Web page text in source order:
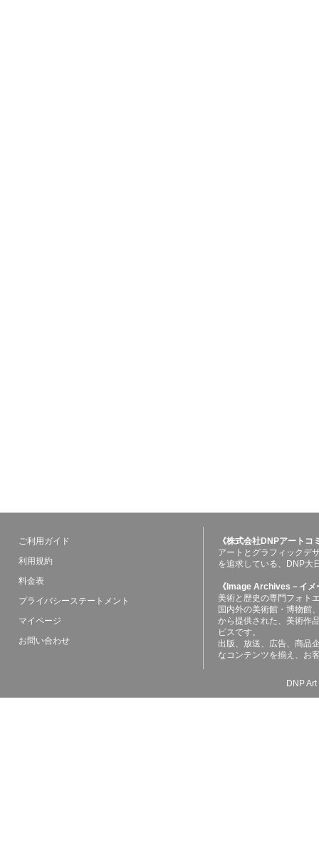
ご利用ガイド
利用規約
料金表
プライバシーステートメント
マイページ
お問い合わせ
《株式会社DNPアート
アートとグラフィックデ
を追求している、DNP大
《Image Archives－イ
美術と歴史の専門フォト
国内外の美術館・博物館
から提供された、美術作
ビスです。
出版、放送、広告、商品
なコンテンツを揃え、お
DNP